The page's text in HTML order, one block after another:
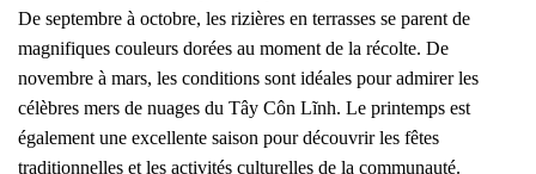
De septembre à octobre, les rizières en terrasses se parent de
magnifiques couleurs dorées au moment de la récolte. De
novembre à mars, les conditions sont idéales pour admirer les
célèbres mers de nuages du Tây Côn Lĩnh. Le printemps est
également une excellente saison pour découvrir les fêtes
traditionnelles et les activités culturelles de la communauté.